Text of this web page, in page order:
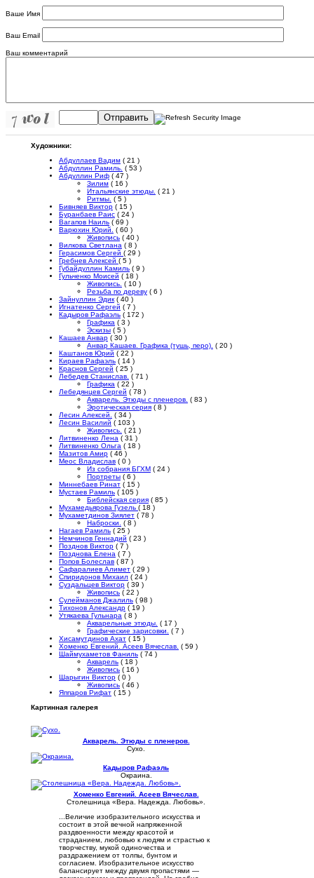
Ваше Имя
Ваш Email
Ваш комментарий
Отправить
Художники:
Абдуллаев Вадим ( 21 )
Абдуллин Рамиль. ( 53 )
Абдуллин Риф ( 47 )
Зилим ( 16 )
Итальянские этюды. ( 21 )
Ритмы. ( 5 )
Бивняев Виктор ( 15 )
Буранбаев Раис ( 24 )
Вагапов Наиль ( 69 )
Варюхин Юрий. ( 60 )
Живопись ( 40 )
Вилкова Светлана ( 8 )
Герасимов Сергей ( 29 )
Гребнев Алексей ( 5 )
Губайдуллин Камиль ( 9 )
Гульченко Моисей ( 18 )
Живопись. ( 10 )
Резьба по дереву ( 6 )
Зайнуллин Эдик ( 40 )
Игнатенко Сергей ( 7 )
Кадыров Рафаэль ( 172 )
Графика ( 3 )
Эскизы ( 5 )
Кашаев Анвар ( 30 )
Анвар Кашаев. Графика (тушь, перо). ( 20 )
Каштанов Юрий ( 22 )
Кираев Рафаэль ( 14 )
Краснов Сергей ( 25 )
Лебедев Станислав. ( 71 )
Графика ( 22 )
Лебедянцев Сергей ( 78 )
Акварель. Этюды с пленеров. ( 83 )
Эротическая серия ( 8 )
Лесин Алексей. ( 34 )
Лесин Василий ( 103 )
Живопись. ( 21 )
Литвиненко Лена ( 31 )
Литвиненко Ольга ( 18 )
Мазитов Амир ( 46 )
Меос Владислав ( 0 )
Из собрания БГХМ ( 24 )
Портреты ( 6 )
Миннебаев Ринат ( 15 )
Мустаев Рамиль ( 105 )
Библейская серия ( 85 )
Мухамедьярова Гузель ( 18 )
Мухаметдинов Зиялет ( 78 )
Наброски. ( 8 )
Нагаев Рамиль ( 25 )
Немчинов Геннадий ( 23 )
Позднов Виктор ( 7 )
Позднова Елена ( 7 )
Попов Болеслав ( 87 )
Сафаралиев Алимет ( 29 )
Спиридонов Михаил ( 24 )
Суздальцев Виктор ( 39 )
Живопись ( 22 )
Сулейманов Джалиль ( 98 )
Тихонов Александр ( 19 )
Утякаева Гульнара ( 8 )
Акварельные этюды. ( 17 )
Графические зарисовки. ( 7 )
Хисамутдинов Ахат ( 15 )
Хоменко Евгений. Асеев Вячеслав. ( 59 )
Шаймухаметов Фаниль ( 74 )
Акварель ( 18 )
Живопись ( 16 )
Шарыгин Виктор ( 0 )
Живопись ( 46 )
Яппаров Рифат ( 15 )
Картинная галерея
Акварель. Этюды с пленеров.
Сухо.
Кадыров Рафаэль
Окраина.
Хоменко Евгений. Асеев Вячеслав.
Столешница «Вера. Надежда. Любовь».
...Величие изобразительного искусства и
состоит в этой вечной напряженной
раздвоенности между красотой и
страданием, любовью к людям и страстью к
творчеству, мукой одиночества и
раздражением от толпы, бунтом и
согласием. Изобразительное искусство
балансирует между двумя пропастями —